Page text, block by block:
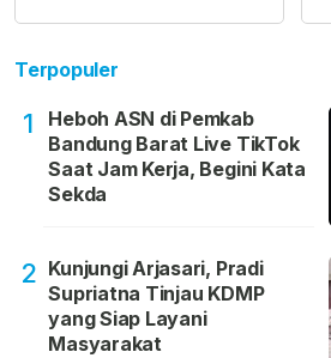
Terpopuler
1
Heboh ASN di Pemkab
Bandung Barat Live TikTok
Saat Jam Kerja, Begini Kata
Sekda
2 Kunjungi Arjasari, Pradi
Supriatna Tinjau KDMP
yang Siap Layani
Masyarakat